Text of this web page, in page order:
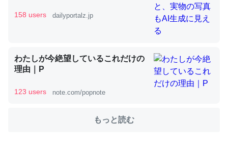
─ニュース :: 【研究発表】昆虫学の大問題＝「昆虫はなぜ海にいな
いのか」に関する新仮説
これを元に考えるとカルシウムを大量に使う脊椎動物と貝
類は苦労してるんだな…。腹足類だと殻を無くしてナメク
─ニュース :: 【研究発表】昆虫学の大問題＝「昆虫はなぜ海にいな
158 users dailyportalz.jp
わたしが今絶望しているこれだけの
理由｜P
123 users note.com/popnote
もっと読む